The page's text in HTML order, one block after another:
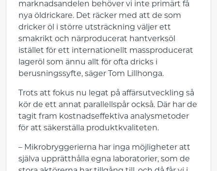
marknadsandelen behöver vi inte primärt få
nya öldrickare. Det räcker med att de som
dricker öl i större utsträckning väljer ett
smakrikt och närproducerat hantverksöl
istället för ett internationellt massproducerat
lageröl som ännu allt för ofta dricks i
berusningssyfte, säger Tom Lillhonga.
Trots att fokus nu legat på affärsutveckling så
kör de ett annat parallellspår också. Där har de
tagit fram kostnadseffektiva analysmetoder
för att säkerställa produktkvaliteten.
– Mikrobryggerierna har inga möjligheter att
själva upprätthålla egna laboratorier, som de